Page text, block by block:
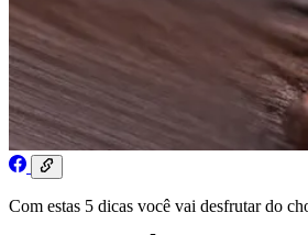
Com estas 5 dicas você vai desfrutar do